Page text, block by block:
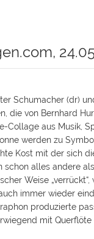
Schumacher (dr)
die von Bernhard
Collage aus Musik,
werden zu
Kost mit der sich
schon alles andere
Weise
immer wieder
produzierte
mit